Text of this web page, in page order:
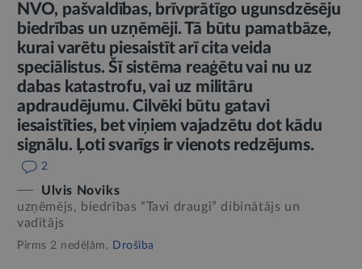
NVO, pašvaldības, brīvprātīgo ugunsdzēsēju
biedrības un uzņēmēji. Tā būtu pamatbāze,
kurai varētu piesaistīt arī cita veida
speciālistus. Šī sistēma reaģētu vai nu uz
dabas katastrofu, vai uz militāru
apdraudējumu. Cilvēki būtu gatavi
iesaistīties, bet viņiem vajadzētu dot kādu
signālu. Ļoti svarīgs ir vienots redzējums.
2
Ulvis Noviks
uzņēmējs, biedrības “Tavi draugi” dibinātājs un
vadītājs
Pirms 2 nedēļām, Drošība